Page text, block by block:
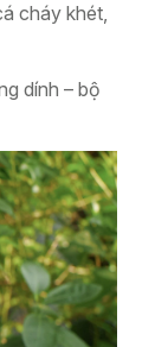
cháy khét,
dính – bộ